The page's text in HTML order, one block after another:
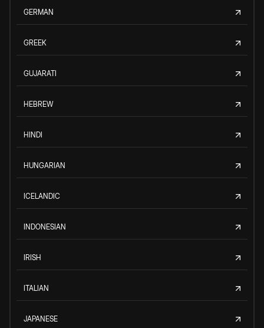
GERMAN
GREEK
GUJARATI
HEBREW
HINDI
HUNGARIAN
ICELANDIC
INDONESIAN
IRISH
ITALIAN
JAPANESE